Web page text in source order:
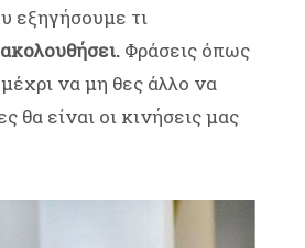
εξηγήσουμε τι
Φράσεις όπως
να μη θες άλλο να
είναι οι κινήσεις μας